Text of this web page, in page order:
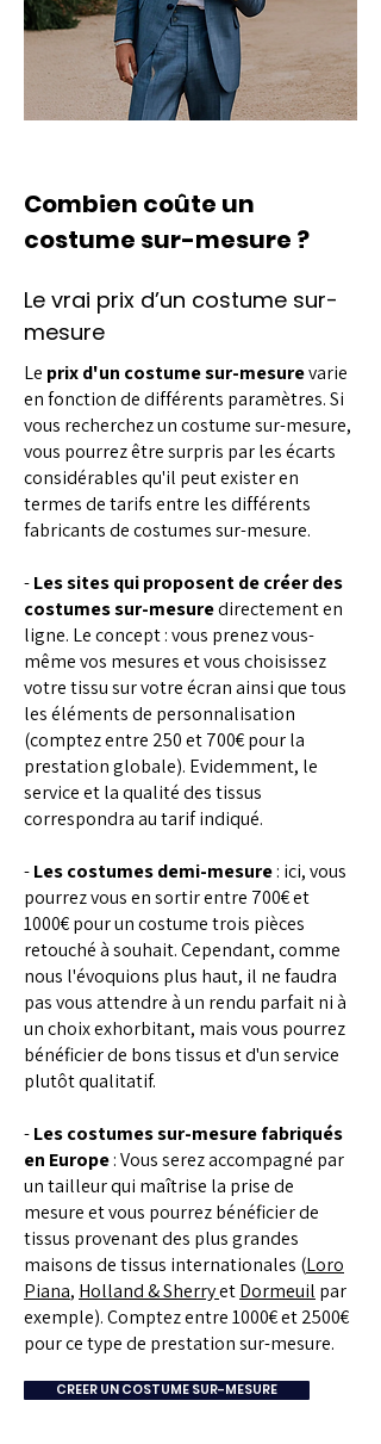
Combien coûte un
costume sur-mesure ?
Le vrai prix d’un costume sur-
mesure
Le prix d'un costume sur-mesurevarie
en fonction de différents paramètres. Si
vous recherchez un costume sur-mesure,
vous pourrez être surpris par les écarts
considérables qu'il peut exister en
termes de tarifs entre les différents
fabricants de costumes sur-mesure.
-Les sites qui proposent de créer des
costumes sur-mesuredirectement en
ligne. Le concept : vous prenez vous-
même vos mesures et vous choisissez
votre tissu sur votre écran ainsi que tous
les éléments de personnalisation
(comptez entre 250 et 700€ pour la
prestation globale). Evidemment, le
service et la qualité des tissus
correspondra au tarif indiqué.
-Les costumes demi-mesure: ici, vous
pourrez vous en sortir entre 700€ et
1000€ pour un costume trois pièces
retouché à souhait. Cependant, comme
nous l'évoquions plus haut, il ne faudra
pas vous attendre à un rendu parfait ni à
un choix exhorbitant, mais vous pourrez
bénéficier de bons tissus et d'un service
plutôt qualitatif.
-Les costumes sur-mesure fabriqués
en Europe: Vous serez accompagné par
un tailleur qui maîtrise la prise de
mesure et vous pourrez bénéficier de
tissus provenant des plus grandes
maisons de tissus internationales (Loro
Piana, Holland & SherryetDormeuil par
exemple). Comptez entre 1000€ et 2500€
pour ce type de prestation sur-mesure.
CREER UN COSTUME SUR-MESURE